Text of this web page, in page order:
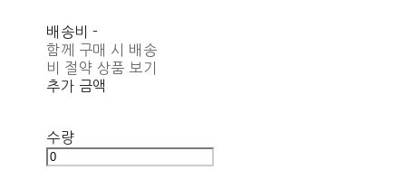
배송비 -
함께 구매 시 배송
비 절약 상품 보기
추가 금액
수량